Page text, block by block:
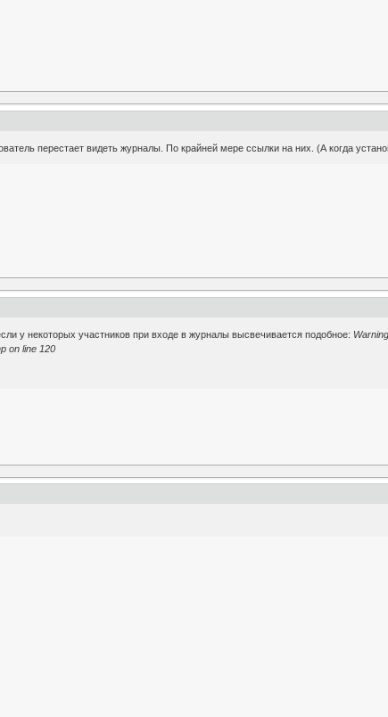
перестает видеть журналы. По крайней мере ссылки на них. (А когда
у некоторых участников при входе в журналы высвечивается подобное:
on line 120